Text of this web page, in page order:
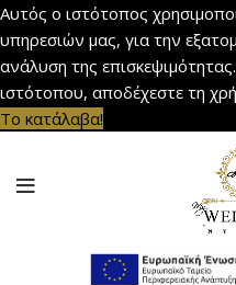
Αυτός ο ιστότοπος
υπηρεσιών μας, για την
ανάλυση της
ιστότοπου, αποδέχεστε τη
Το κατάλαβα!